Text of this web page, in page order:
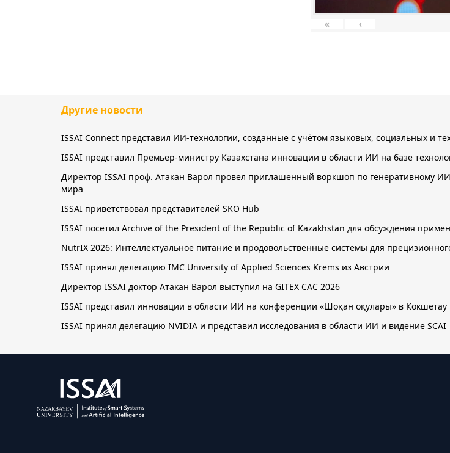
« ‹
Другие новости
ISSAI Connect представил ИИ-технологии, созданные с учётом языковых, социальных и
ISSAI представил Премьер-министру Казахстана инновации в области ИИ на базе
Директор ISSAI проф. Атакан Варол провел приглашенный воркшоп по генеративному
мира
ISSAI приветствовал представителей SKO Hub
ISSAI посетил Archive of the President of the Republic of Kazakhstan для обсуждения
NutrIX 2026: Интеллектуальное питание и продовольственные системы для
ISSAI принял делегацию IMC University of Applied Sciences Krems из Австрии
Директор ISSAI доктор Атакан Варол выступил на GITEX CAC 2026
ISSAI представил инновации в области ИИ на конференции «Шоқан оқулары» в Кокшетау
ISSAI принял делегацию NVIDIA и представил исследования в области ИИ и видение SCAI